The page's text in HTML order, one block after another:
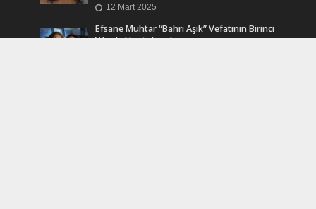
12 Mart 2025
Efsane Muhtar “Bahri Aşık” Vefatının Birinci
Yılında Unutulmadı